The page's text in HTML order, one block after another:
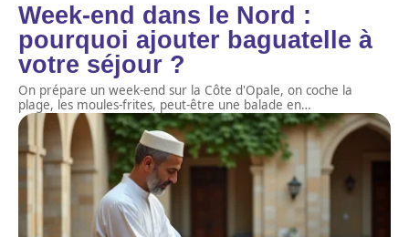
Week-end dans le Nord :
pourquoi ajouter baguatelle à
votre séjour ?
On prépare un week-end sur la Côte d'Opale, on coche la
plage, les moules-frites, peut-être une balade en…